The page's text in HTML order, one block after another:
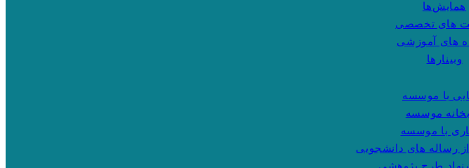
همایش‌ها
های تخصصی
های آموزشی
وبینارها
با موسسه
موسسه
با موسسه
رساله های دانشجویی